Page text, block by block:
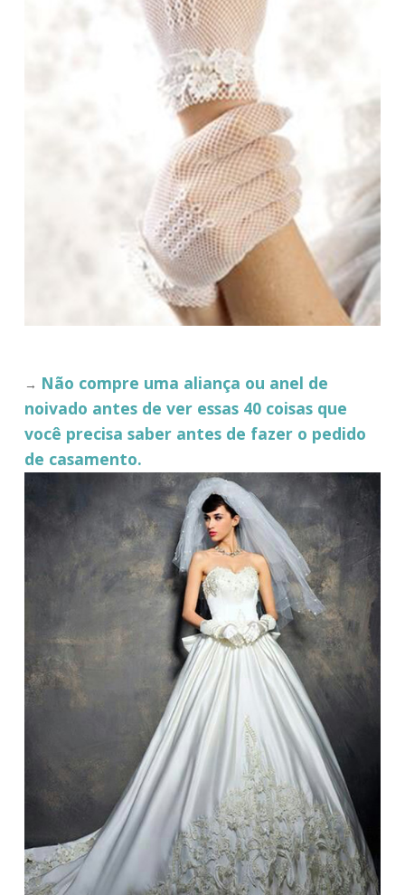
→ Não compre uma aliança ou anel de
noivado antes de ver essas 40 coisas que
você precisa saber antes de fazer o pedido
de casamento.